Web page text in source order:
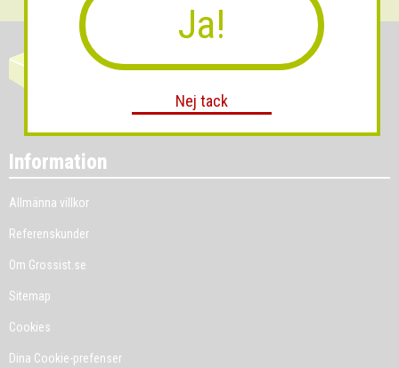
Information
Allmänna villkor
Referenskunder
Om Grossist.se
Sitemap
Cookies
Dina Cookie-prefenser
Ja!
Nej tack